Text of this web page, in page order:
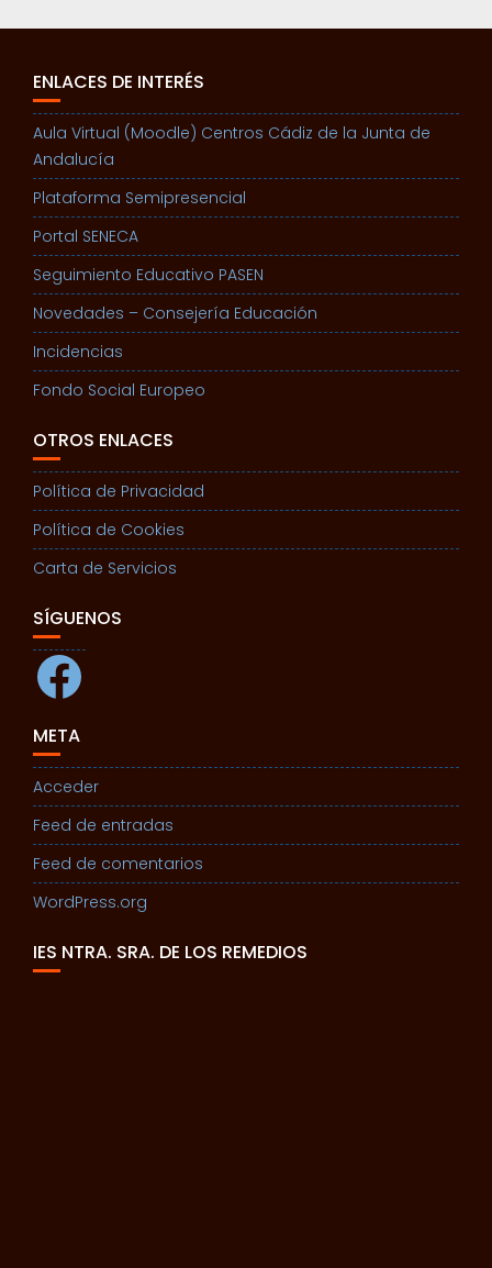
ENLACES DE INTERÉS
Aula Virtual (Moodle) Centros Cádiz de la Junta de
Andalucía
Plataforma Semipresencial
Portal SENECA
Seguimiento Educativo PASEN
Novedades – Consejería Educación
Incidencias
Fondo Social Europeo
OTROS ENLACES
Política de Privacidad
Política de Cookies
Carta de Servicios
SÍGUENOS
Facebook
META
Acceder
Feed de entradas
Feed de comentarios
WordPress.org
IES NTRA. SRA. DE LOS REMEDIOS